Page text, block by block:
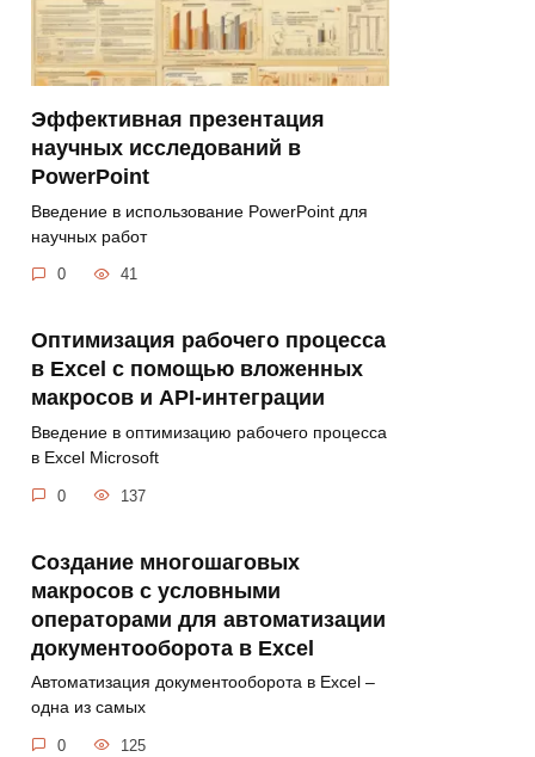
Эффективная презентация
научных исследований в
PowerPoint
Введение в использование PowerPoint для
научных работ
0 41
Оптимизация рабочего процесса
в Excel с помощью вложенных
макросов и API-интеграции
Введение в оптимизацию рабочего процесса
в Excel Microsoft
0 137
Создание многошаговых
макросов с условными
операторами для автоматизации
документооборота в Excel
Автоматизация документооборота в Excel –
одна из самых
0 125